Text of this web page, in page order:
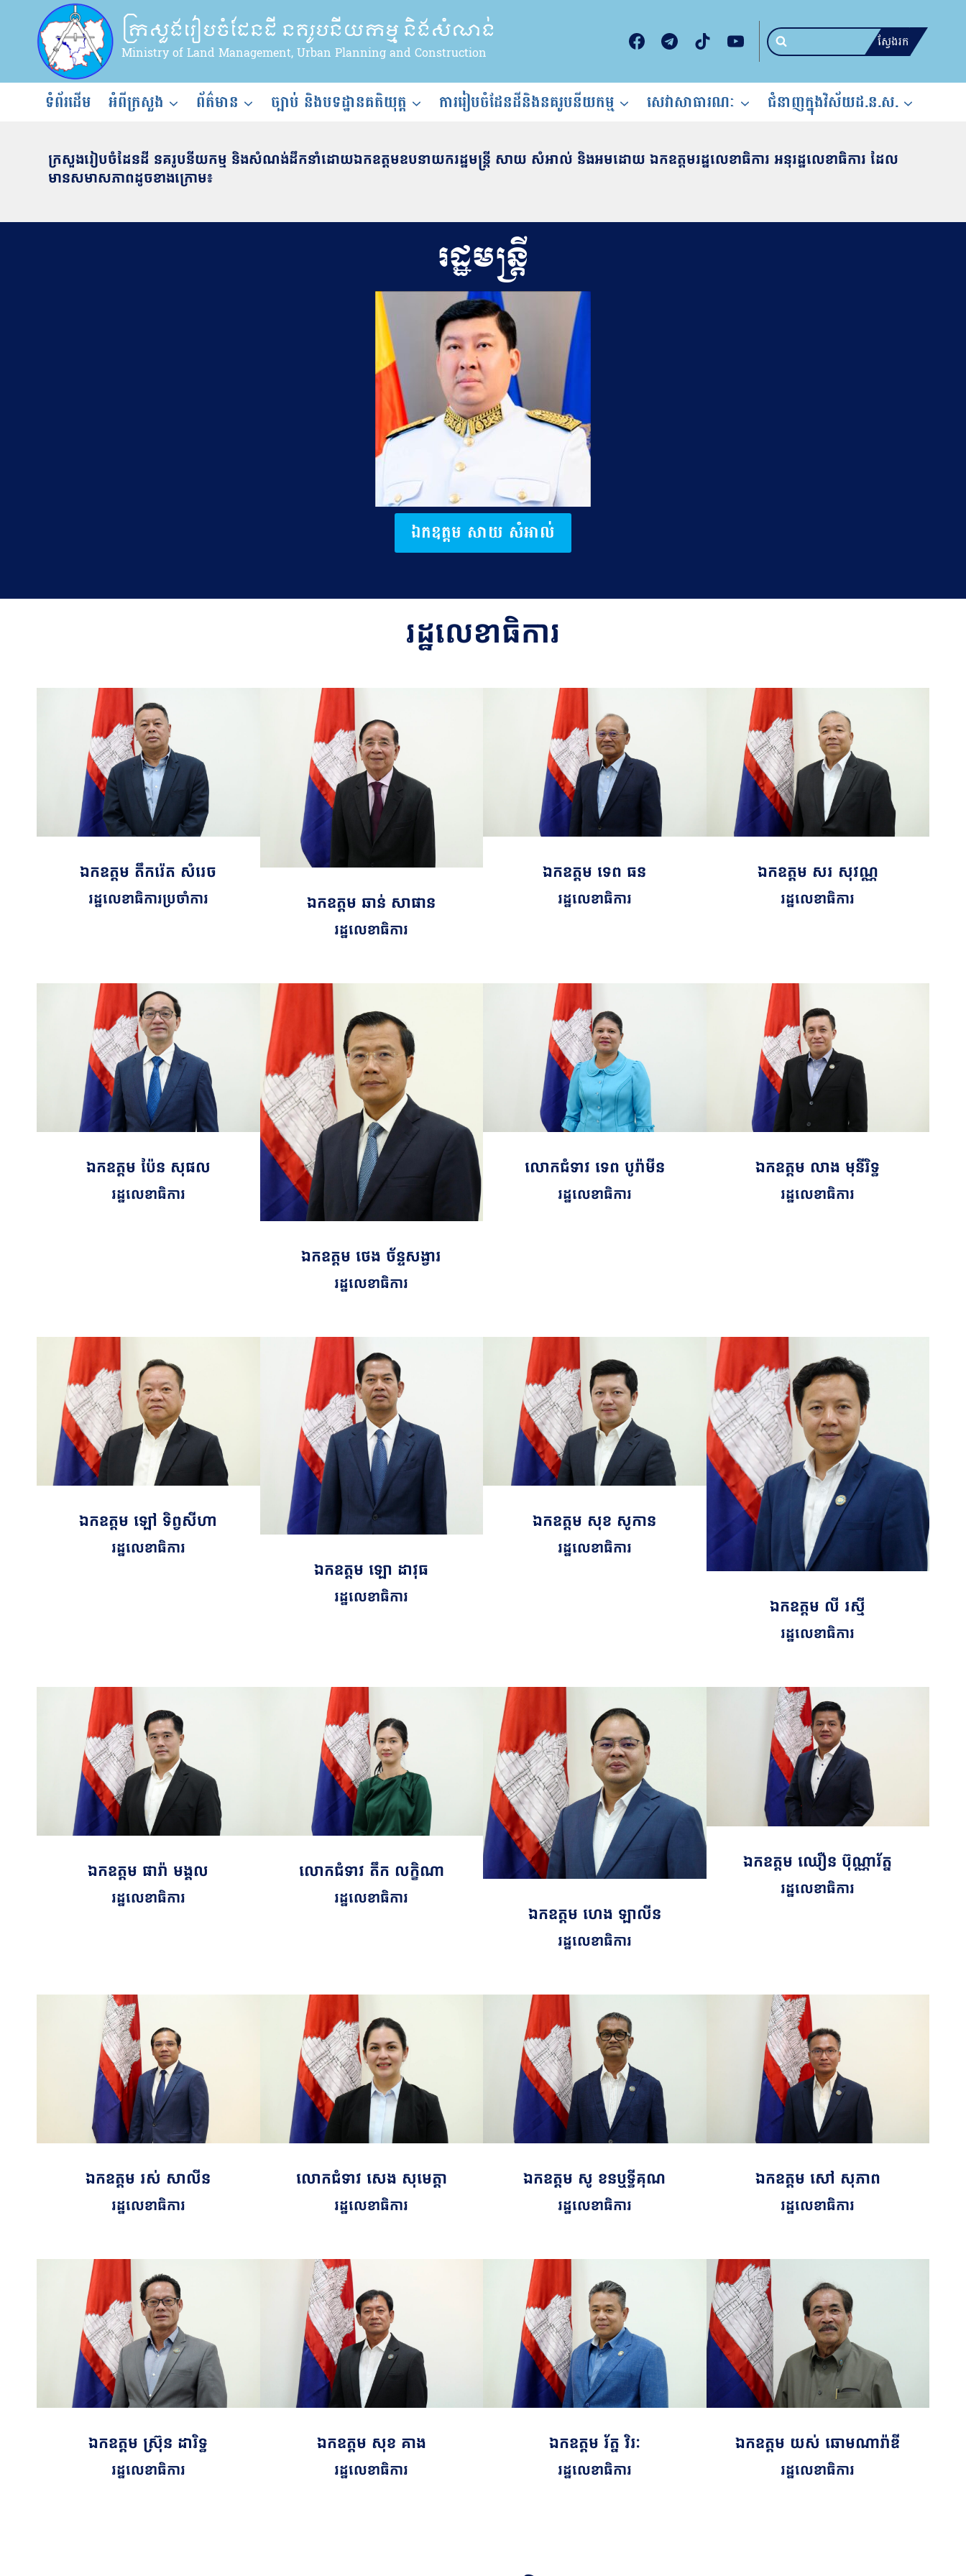
content
ក្រសួងរៀបចំដែនដី នគរូបនីយកម្ម និងសំណង់
Ministry of Land Management, Urban Planning and Construction
ស្វែងរក
ទំព័រដើម អំពីក្រសួង ព័ត៌មាន ច្បាប់ និងបទដ្ឋានគតិយុត្ត ការរៀបចំដែនដីនិងនគរូបនីយកម្ម សេវាសាធារណៈ ជំនាញក្នុងវិស័យដ.ន.ស.
ក្រសួងរៀបចំដែនដី នគរូបនីយកម្ម និងសំណង់ដឹកនាំដោយឯកឧត្តមឧបនាយករដ្ឋមន្ត្រី សាយ សំអាល់ និងអមដោយ ឯកឧត្តមរដ្ឋលេខាធិការ អនុរដ្ឋលេខាធិការ ដែល
មានសមាសភាពដូចខាងក្រោម៖
រដ្ឋមន្ត្រី
ឯកឧត្តម សាយ សំអាល់
រដ្ឋលេខាធិការ
ឯកឧត្តម តឹករ៉េត សំរេច
រដ្ឋលេខាធិការប្រចាំការ ឯកឧត្តម ឆាន់ សាផាន
រដ្ឋលេខាធិការ
ឯកឧត្តម ទេព ធន
រដ្ឋលេខាធិការ
ឯកឧត្តម សរ សុវណ្ណ
រដ្ឋលេខាធិការ
ឯកឧត្តម ប៉ែន សុផល
រដ្ឋលេខាធិការ
ឯកឧត្តម ថេង ច័ន្ទសង្វារ
រដ្ឋលេខាធិការ
លោកជំទាវ ទេព បូរ៉ាមីន
រដ្ឋលេខាធិការ
ឯកឧត្តម លាង មុនីរិទ្ធ
រដ្ឋលេខាធិការ
ឯកឧត្តម ឡៅ ទិព្វសីហា
រដ្ឋលេខាធិការ
ឯកឧត្តម ឡោ ដាវុធ
រដ្ឋលេខាធិការ
ឯកឧត្តម​​ សុខ សូកាន
រដ្ឋលេខាធិការ
ឯកឧត្តម លី រស្មី
រដ្ឋលេខាធិការ
ឯកឧត្តម​​​ ផារ៉ា មង្គល
រដ្ឋលេខាធិការ
លោកជំទាវ តឹក​ លក្ខិណា
រដ្ឋលេខាធិការ
ឯកឧត្តម​​ ហេង ឡាលីន
រដ្ឋលេខាធិការ
ឯកឧត្តម ឈឿន ប៊ុណ្ណារ័ត្ន
រដ្ឋលេខាធិការ
ឯកឧត្តម​​​ រស់ សាលីន
រដ្ឋលេខាធិការ
លោកជំទាវ សេង សុមេត្តា
រដ្ឋលេខាធិការ
ឯកឧត្តម​​ សូ ខនឬទ្ធីគុណ
រដ្ឋលេខាធិការ
ឯកឧត្តម សៅ សុភាព
រដ្ឋលេខាធិការ
ឯកឧត្តម​​​ ស្រ៊ុន ដារិទ្ធ
រដ្ឋលេខាធិការ
ឯកឧត្តម សុខ គាង
រដ្ឋលេខាធិការ
ឯកឧត្តម រ័ត្ន វិរៈ
រដ្ឋលេខាធិការ
ឯកឧត្តម យស់ ឆោមណារ៉ាឌី
រដ្ឋលេខាធិការ